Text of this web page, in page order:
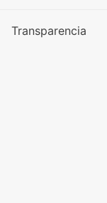
Transparencia